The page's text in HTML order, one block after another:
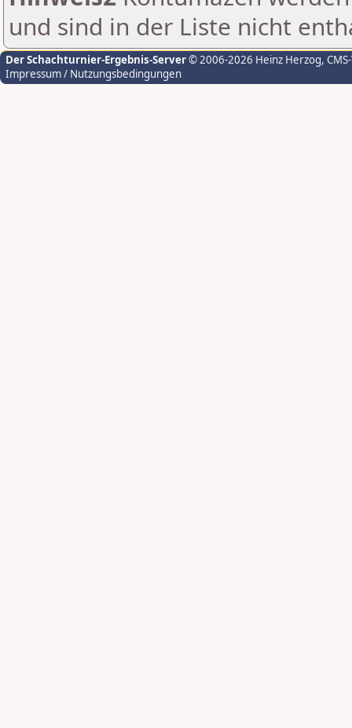
und sind in der Liste nicht
Der Schachturnier-Ergebnis-Server© 2006-2026 Heinz Herzog,
Impressum / Nutzungsbedingungen